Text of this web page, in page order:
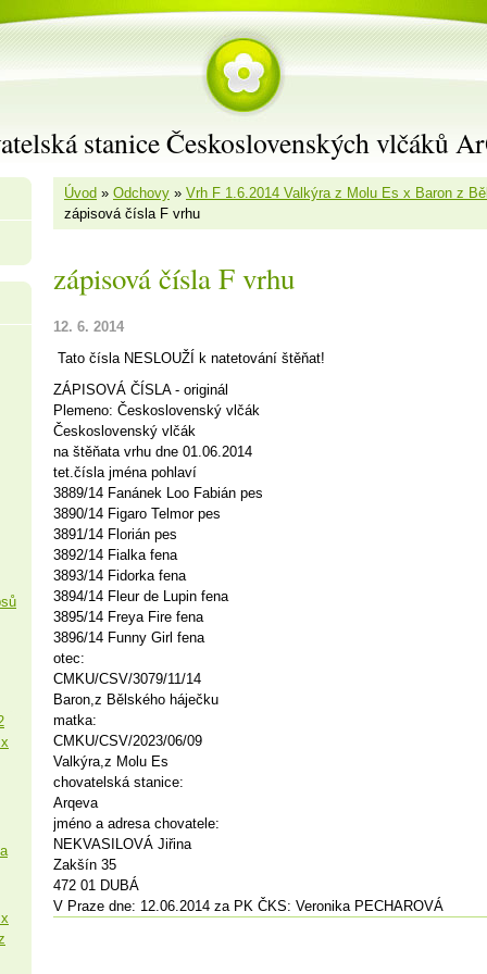
stanice Československých vlčáků
Úvod » Odchovy » Vrh F 1.6.2014 Valkýra z Molu Es x Baron z
zápisová čísla F vrhu
zápisová čísla F vrhu
12. 6. 2014
Tato čísla NESLOUŽÍ k natetování štěňat!
ZÁPISOVÁ ČÍSLA - originál
Plemeno: Československý vlčák
Československý vlčák
na štěňata vrhu dne 01.06.2014
tet.čísla jména pohlaví
3889/14 Fanánek Loo Fabián pes
3890/14 Figaro Telmor pes
3891/14 Florián pes
3892/14 Fialka fena
3893/14 Fidorka fena
3894/14 Fleur de Lupin fena
3895/14 Freya Fire fena
3896/14 Funny Girl fena
otec:
CMKU/CSV/3079/11/14
Baron,z Bělského háječku
matka:
CMKU/CSV/2023/06/09
Valkýra,z Molu Es
chovatelská stanice:
Arqeva
jméno a adresa chovatele:
NEKVASILOVÁ Jiřina
Zakšín 35
472 01 DUBÁ
V Praze dne: 12.06.2014 za PK ČKS: Veronika PECHAROVÁ